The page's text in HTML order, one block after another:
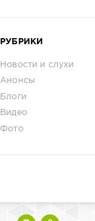
РУБРИКИ
Новости и слухи
Анонсы
Блоги
Видео
Фото